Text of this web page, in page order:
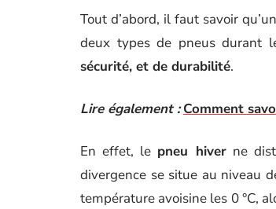
Tout d’abord, il faut savoir
deux types de pneus durant
sécurité, et de durabilité.
Lire également : Comment
En effet, le pneu hiverne
divergence se situe au niveau
température avoisine les 0 °C,